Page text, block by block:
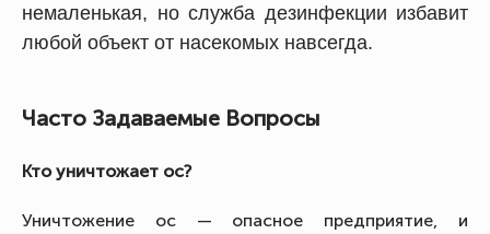
немаленькая, но служба дезинфекции избавит
любой объект от насекомых навсегда.
Часто Задаваемые Вопросы
Кто уничтожает ос?
Уничтожение ос — опасное предприятие, и